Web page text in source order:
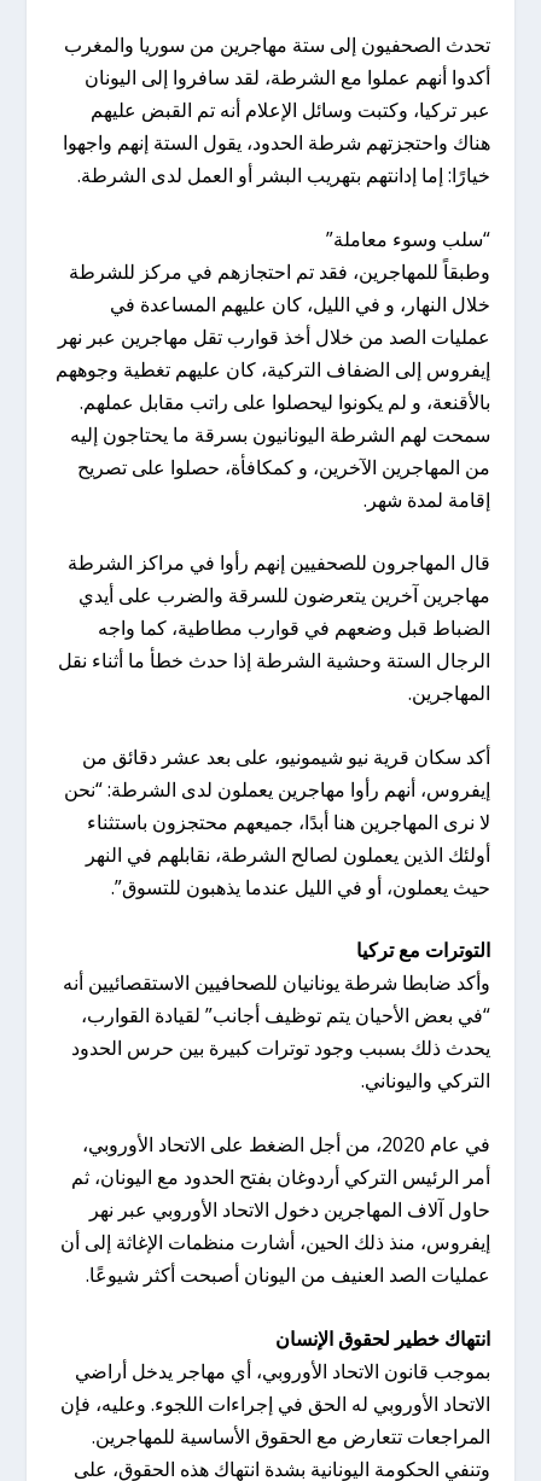
تحدث الصحفيون إلى ستة مهاجرين من سوريا والمغرب
أكدوا أنهم عملوا مع الشرطة، لقد سافروا إلى اليونان
عبر تركيا، وكتبت وسائل الإعلام أنه تم القبض عليهم
هناك واحتجزتهم شرطة الحدود، يقول الستة إنهم واجهوا
خيارًا: إما إدانتهم بتهريب البشر أو العمل لدى الشرطة.
“سلب وسوء معاملة”
وطبقاً للمهاجرين، فقد تم احتجازهم في مركز للشرطة
خلال النهار، و في الليل، كان عليهم المساعدة في
عمليات الصد من خلال أخذ قوارب تقل مهاجرين عبر نهر
إيفروس إلى الضفاف التركية، كان عليهم تغطية وجوههم
بالأقنعة، و لم يكونوا ليحصلوا على راتب مقابل عملهم.
سمحت لهم الشرطة اليونانيون بسرقة ما يحتاجون إليه
من المهاجرين الآخرين، و كمكافأة، حصلوا على تصريح
إقامة لمدة شهر.
قال المهاجرون للصحفيين إنهم رأوا في مراكز الشرطة
مهاجرين آخرين يتعرضون للسرقة والضرب على أيدي
الضباط قبل وضعهم في قوارب مطاطية، كما واجه
الرجال الستة وحشية الشرطة إذا حدث خطأ ما أثناء نقل
المهاجرين.
أكد سكان قرية نيو شيمونيو، على بعد عشر دقائق من
إيفروس، أنهم رأوا مهاجرين يعملون لدى الشرطة: “نحن
لا نرى المهاجرين هنا أبدًا، جميعهم محتجزون باستثناء
أولئك الذين يعملون لصالح الشرطة، نقابلهم في النهر
حيث يعملون، أو في الليل عندما يذهبون للتسوق”.
التوترات مع تركيا
وأكد ضابطا شرطة يونانيان للصحافيين الاستقصائيين أنه
“في بعض الأحيان يتم توظيف أجانب” لقيادة القوارب،
يحدث ذلك بسبب وجود توترات كبيرة بين حرس الحدود
التركي واليوناني.
في عام 2020، من أجل الضغط على الاتحاد الأوروبي،
أمر الرئيس التركي أردوغان بفتح الحدود مع اليونان، ثم
حاول آلاف المهاجرين دخول الاتحاد الأوروبي عبر نهر
إيفروس، منذ ذلك الحين، أشارت منظمات الإغاثة إلى أن
عمليات الصد العنيف من اليونان أصبحت أكثر شيوعًا.
انتهاك خطير لحقوق الإنسان
بموجب قانون الاتحاد الأوروبي، أي مهاجر يدخل أراضي
الاتحاد الأوروبي له الحق في إجراءات اللجوء. وعليه، فإن
المراجعات تتعارض مع الحقوق الأساسية للمهاجرين.
وتنفي الحكومة اليونانية بشدة انتهاك هذه الحقوق، على